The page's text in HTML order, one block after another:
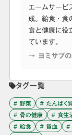
エームサー
成。給食・食
食と健康に役
ています。
→ ヨミサプ
タグ一覧
# 野菜 # たんぱく
# 骨の健康
# 食生
# 給食
# 貧血 #